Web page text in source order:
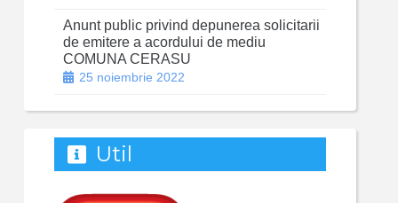
Anunt public privind depunerea solicitarii
de emitere a acordului de mediu
COMUNA CERASU
25 noiembrie 2022
Util